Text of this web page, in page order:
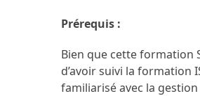
Prérequis :
Bien que cette formation
d’avoir suivi la formation
familiarisé avec la gestion